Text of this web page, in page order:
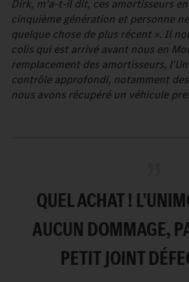
Dirk, m'a-t-il dit, ces amortisseurs
cinquième génération et personne
quelque chose de plus récent ». Il
colis qui est arrivé avant nous en
remplacement des amortisseurs,
contrôle approfondi, notamment
nous avons récupéré un véhicule
QUEL ACHAT !
AUCUN DOMMAGE,
PETIT JOINT